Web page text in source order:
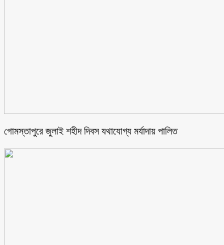
গোমস্তাপুরে জুলাই শহীদ দিবস যথাযোগ্য মর্যাদায় পালিত